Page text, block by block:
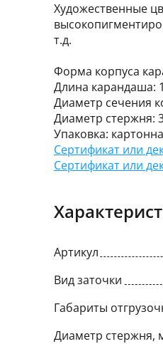
Художественные
т.д.
Форма корпуса
Длина карандаша:
Диаметр сечения
Диаметр стержня:
Упаковка:
Сертификат или
Сертификат или
Артикул
Вид заточки
Габариты
Диаметр стержня,